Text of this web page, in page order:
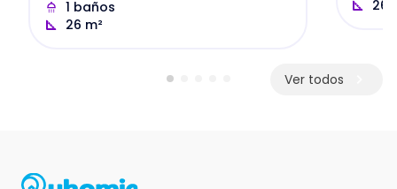
1 baños
26 m²
26
Ver todos